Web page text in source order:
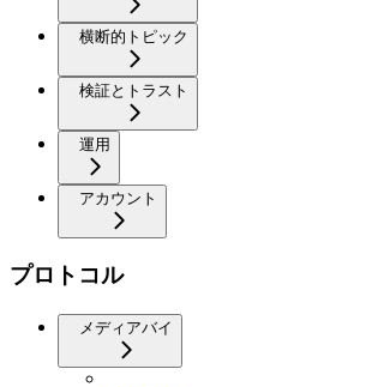
横断的トピック
検証とトラスト
運用
アカウント
プロトコル
メディアバイ